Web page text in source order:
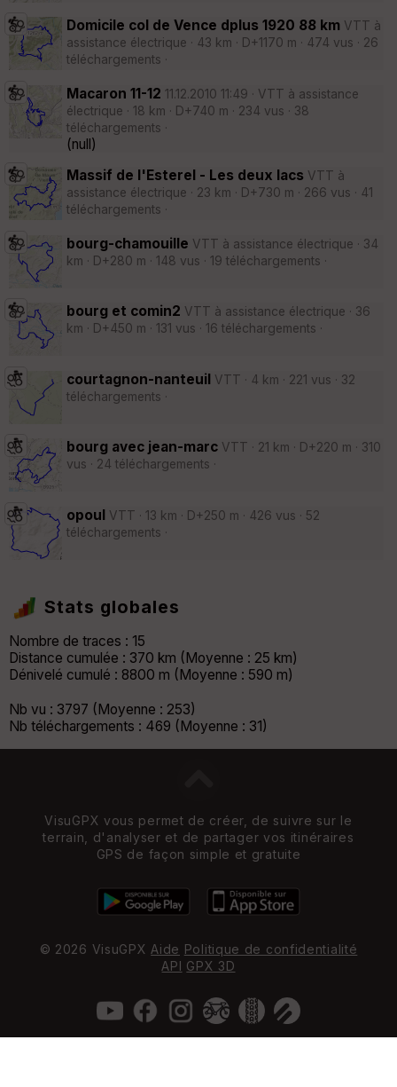
Domicile col de Vence dplus 1920 88 km VTT à
assistance électrique · 43 km · D+1170 m · 474 vus · 26
téléchargements ·
Macaron 11-12 11.12.2010 11:49 · VTT à assistance
électrique · 18 km · D+740 m · 234 vus · 38
téléchargements ·
(null)
Massif de l'Esterel - Les deux lacs VTT à
assistance électrique · 23 km · D+730 m · 266 vus · 41
téléchargements ·
bourg-chamouille VTT à assistance électrique · 34
km · D+280 m · 148 vus · 19 téléchargements ·
bourg et comin2 VTT à assistance électrique · 36
km · D+450 m · 131 vus · 16 téléchargements ·
courtagnon-nanteuil VTT · 4 km · 221 vus · 32
téléchargements ·
bourg avec jean-marc VTT · 21 km · D+220 m · 310
vus · 24 téléchargements ·
opoul VTT · 13 km · D+250 m · 426 vus · 52
téléchargements ·
Stats globales
Nombre de traces : 15
Distance cumulée : 370 km (Moyenne : 25 km)
Dénivelé cumulé : 8800 m (Moyenne : 590 m)
Nb vu : 3797 (Moyenne : 253)
Nb téléchargements : 469 (Moyenne : 31)
VisuGPX vous permet de créer, de suivre sur le
terrain, d'analyser et de partager vos itinéraires
GPS de façon simple et gratuite
© 2026 VisuGPX Aide Politique de confidentialité
API GPX 3D